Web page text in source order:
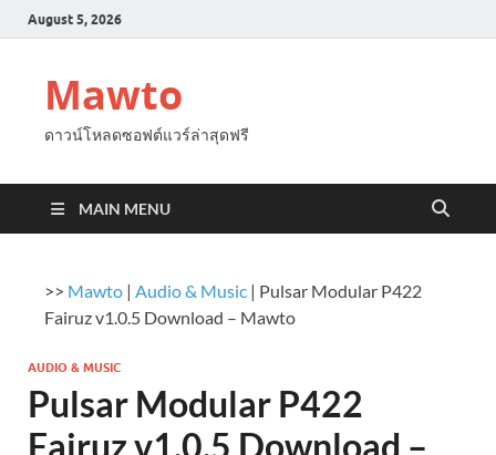
August 5, 2026
Mawto
ดาวน์โหลดซอฟต์แวร์ล่าสุดฟรี
MAIN MENU
>> Mawto | Audio & Music | Pulsar Modular P422
Fairuz v1.0.5 Download – Mawto
AUDIO & MUSIC
Pulsar Modular P422
Fairuz v1.0.5 Download –